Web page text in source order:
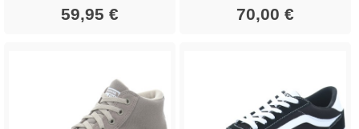
59,95 € 70,00 €